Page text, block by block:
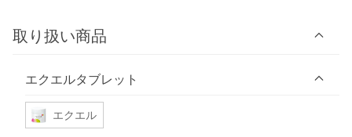
取り扱い商品
エクエルタブレット
エクエル